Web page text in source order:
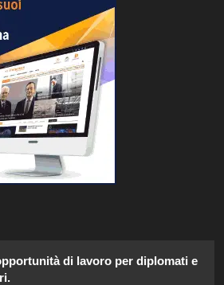
di lavoro per diplomati e